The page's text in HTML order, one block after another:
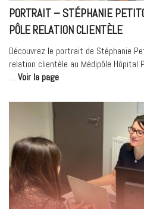
PORTRAIT – STÉPHANIE
PÔLE RELATION CLIENTÈLE
Découvrez le portrait de Stéphanie
relation clientèle au Médipôle
… Voir la page« Portrait
Stéphanie
Petitgenet,
Responsable
Pôle
relation
clientèle »